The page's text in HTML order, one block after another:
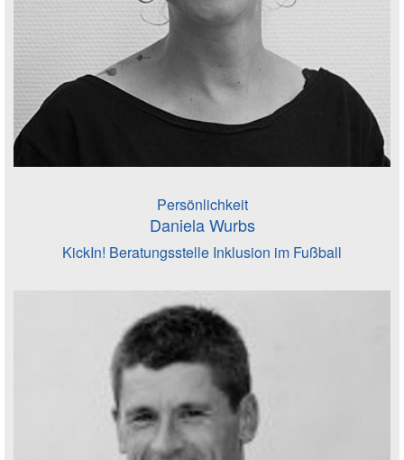
Persönlichkeit
Daniela Wurbs
KickIn! Beratungsstelle Inklusion im Fußball